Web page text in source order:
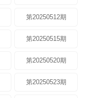
第20250512期
第20250515期
第20250520期
第20250523期